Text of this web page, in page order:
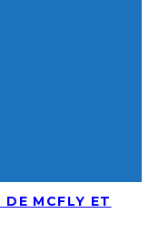
DE MCFLY ET